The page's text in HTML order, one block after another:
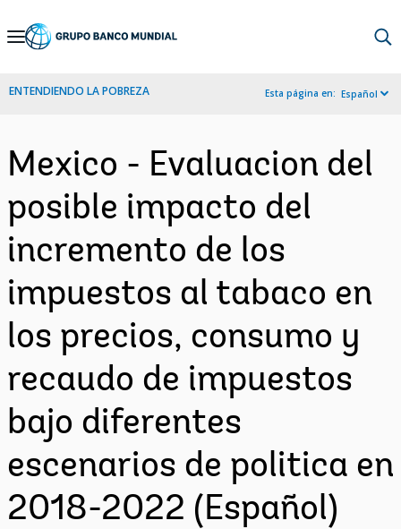
Skip
Navigation
ENTENDIENDO LA POBREZA Esta página en: Español
Mexico - Evaluacion del
posible impacto del
incremento de los
impuestos al tabaco en
los precios, consumo y
recaudo de impuestos
bajo diferentes
escenarios de politica en
2018-2022 (Español)